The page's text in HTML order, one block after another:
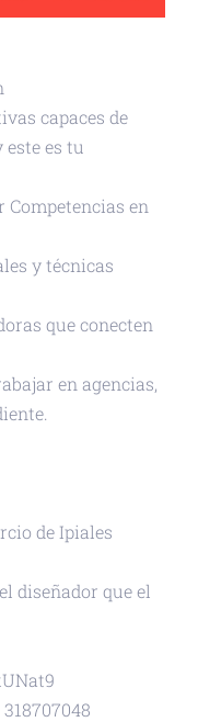
capaces de
es tu
Competencias en
y técnicas
que conecten
en agencias,
de Ipiales
diseñador que el